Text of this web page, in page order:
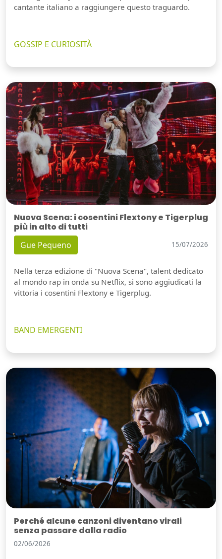
cantante italiano a raggiungere questo traguardo.
GOSSIP E CURIOSITÀ
Nuova Scena: i cosentini Flextony e Tigerplug
più in alto di tutti
Gue Pequeno 15/07/2026
Nella terza edizione di "Nuova Scena", talent dedicato
al mondo rap in onda su Netflix, si sono aggiudicati la
vittoria i cosentini Flextony e Tigerplug.
BAND EMERGENTI
Perché alcune canzoni diventano virali
senza passare dalla radio
02/06/2026